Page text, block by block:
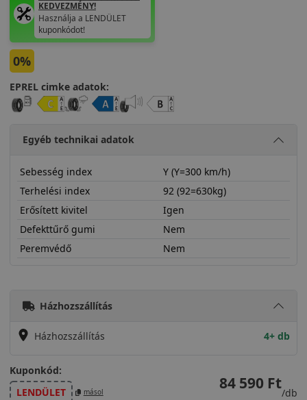
KEDVEZMÉNY!
Használja a LENDÜLET
kuponkódot!
0%
EPREL cimke adatok:
Egyéb technikai adatok
Sebesség index
Y (Y=300 km/h)
Terhelési index
92 (92=630kg)
Erősített kivitel
Igen
Defekttűrő gumi
Nem
Peremvédő
Nem
Házhozszállítás
Házhozszállítás 4+ db
Kuponkód:
LENDÜLET
másol 84 590 Ft
/db